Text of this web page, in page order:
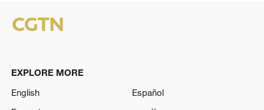
EXPLORE MORE
English
Español